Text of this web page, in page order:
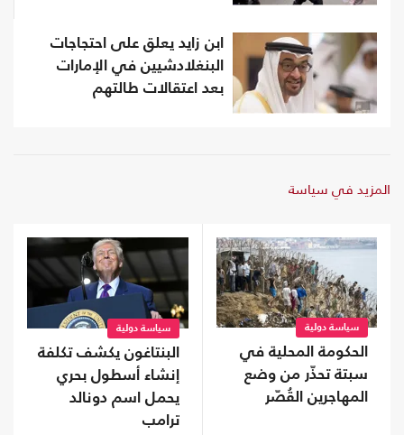
ابن زايد يعلق على احتجاجات
البنغلادشيين في الإمارات
بعد اعتقالات طالتهم
المزيد في سياسة
سياسة دولية
الحكومة المحلية في
سبتة تحذّر من وضع
المهاجرين القُصّر
سياسة دولية
البنتاغون يكشف تكلفة
إنشاء أسطول بحري
يحمل اسم دونالد
ترامب